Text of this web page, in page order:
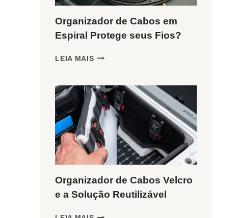
Organizador de Cabos em
Espiral Protege seus Fios?
LEIA MAIS ORGANIZADOR
EM
ESPIRAL
PROTEGE
SEUS
FIOS?
Organizador de Cabos Velcro
e a Solução Reutilizável
ORGANIZADOR